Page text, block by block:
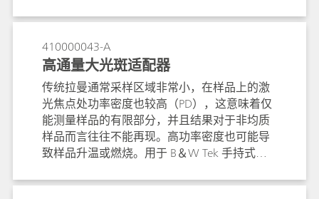
410000043-A
高通量大光斑适配器
传统拉曼通常采样区域非常小，在样品上的激
光焦点处功率密度也较高（PD），这意味着仅
能测量样品的有限部分，并且结果对于非均质
样品而言往往不能再现。高功率密度也可能导
致样品升温或燃烧。用于 B＆W Tek 手持式拉
样面积，直径达 4.5 mm，旨在克服这些问题。